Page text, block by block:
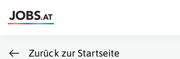
Zurück zur Startseite